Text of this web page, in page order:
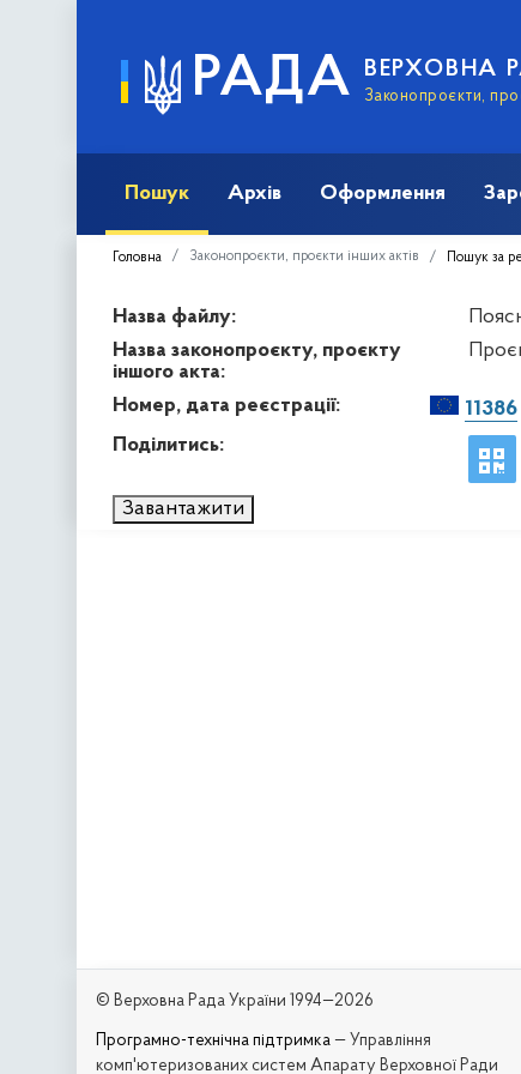
РАДА ВЕРХОВНА
Законопроєкти,
Пошук Архів Оформлення
Головна Законопроєкти, проєкти інших актів Пошук за
Назва файлу:
Назва законопроєкту, проєкту
іншого акта:
Номер, дата реєстрації: 11386
Поділитись:
Завантажити
© Верховна Рада України 1994—2026
Програмно-технічна підтримка — Управління
комп'ютеризованих систем Апарату Верховної Ради